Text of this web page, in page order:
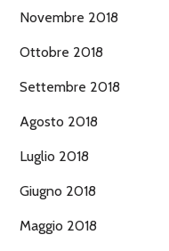
Novembre 2018
Ottobre 2018
Settembre 2018
Agosto 2018
Luglio 2018
Giugno 2018
Maggio 2018